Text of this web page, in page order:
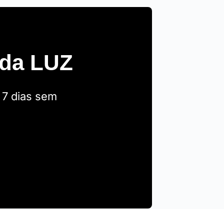
LUZ
dias sem